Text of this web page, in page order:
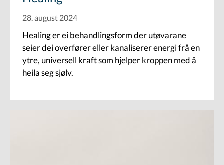
28. august 2024
Healing er ei behandlingsform der utøvarane
seier dei overfører eller kanaliserer energi frå en
ytre, universell kraft som hjelper kroppen med å
heila seg sjølv.